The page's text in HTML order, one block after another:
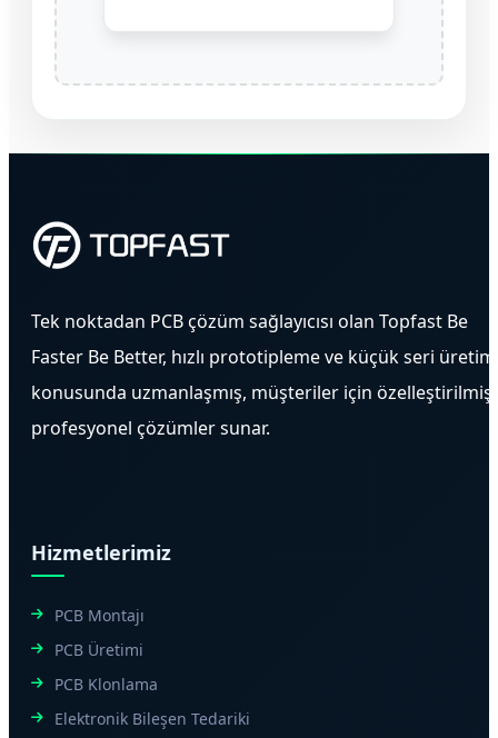
Tek noktadan PCB çözüm sağlayıcısı olan Topfast Be
Faster Be Better, hızlı prototipleme ve küçük seri üretim
konusunda uzmanlaşmış, müşteriler için özelleştirilmiş
profesyonel çözümler sunar.
Hizmetlerimiz
PCB Montajı
PCB Üretimi
PCB Klonlama
Elektronik Bileşen Tedariki